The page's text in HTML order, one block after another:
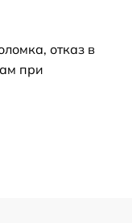
отказ в
при